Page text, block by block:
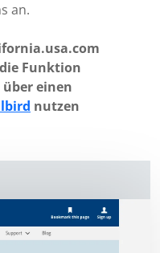
an.
Funktion
einen
nutzen